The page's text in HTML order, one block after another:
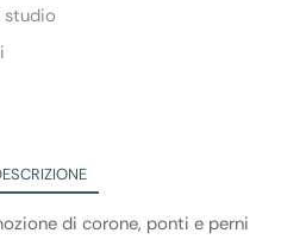
studio
di corone, ponti e perni